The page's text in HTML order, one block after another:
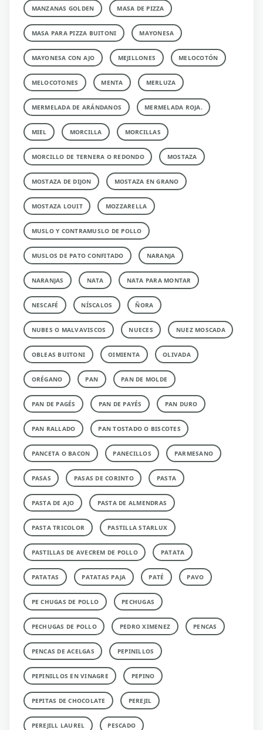
MANZANAS GOLDEN MASA DE PIZZA
MASA PARA PIZZA BUITONI MAYONESA
MAYONESA CON AJO MEJILLONES MELOCOTÓN
MELOCOTONES MENTA MERLUZA
MERMELADA DE ARÁNDANOS MERMELADA ROJA.
MIEL MORCILLA MORCILLAS
MORCILLO DE TERNERA O REDONDO MOSTAZA
MOSTAZA DE DIJON MOSTAZA EN GRANO
MOSTAZA LOUIT MOZZARELLA
MUSLO Y CONTRAMUSLO DE POLLO
MUSLOS DE PATO CONFITADO NARANJA
NARANJAS NATA NATA PARA MONTAR
NESCAFÉ NÍSCALOS ÑORA
NUBES O MALVAVISCOS NUECES NUEZ MOSCADA
OBLEAS BUITONI OIMIENTA OLIVADA
ORÉGANO PAN PAN DE MOLDE
PAN DE PAGÉS PAN DE PAYÉS PAN DURO
PAN RALLADO PAN TOSTADO O BISCOTES
PANCETA O BACON PANECILLOS PARMESANO
PASAS PASAS DE CORINTO PASTA
PASTA DE AJO PASTA DE ALMENDRAS
PASTA TRICOLOR PASTILLA STARLUX
PASTILLAS DE AVECREM DE POLLO PATATA
PATATAS PATATAS PAJA PATÉ PAVO
PE CHUGAS DE POLLO PECHUGAS
PECHUGAS DE POLLO PEDRO XIMENEZ PENCAS
PENCAS DE ACELGAS PEPINILLOS
PEPINILLOS EN VINAGRE PEPINO
PEPITAS DE CHOCOLATE PEREJIL
PEREJILL LAUREL PESCADO